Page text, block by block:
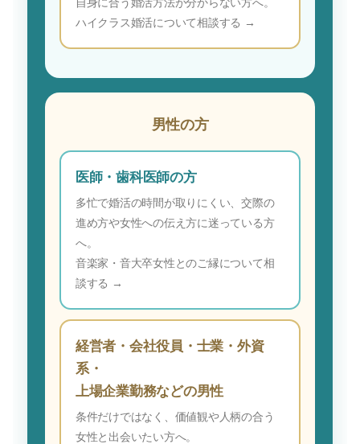
自身に合う婚活方法が分からない方へ。
ハイクラス婚活について相談する →
男性の方
医師・歯科医師の方
多忙で婚活の時間が取りにくい、交際の
進め方や女性への伝え方に迷っている方
へ。
音楽家・音大卒女性とのご縁について相
談する →
経営者・会社役員・士業・外資
系・
上場企業勤務などの男性
条件だけではなく、価値観や人柄の合う
女性と出会いたい方へ。